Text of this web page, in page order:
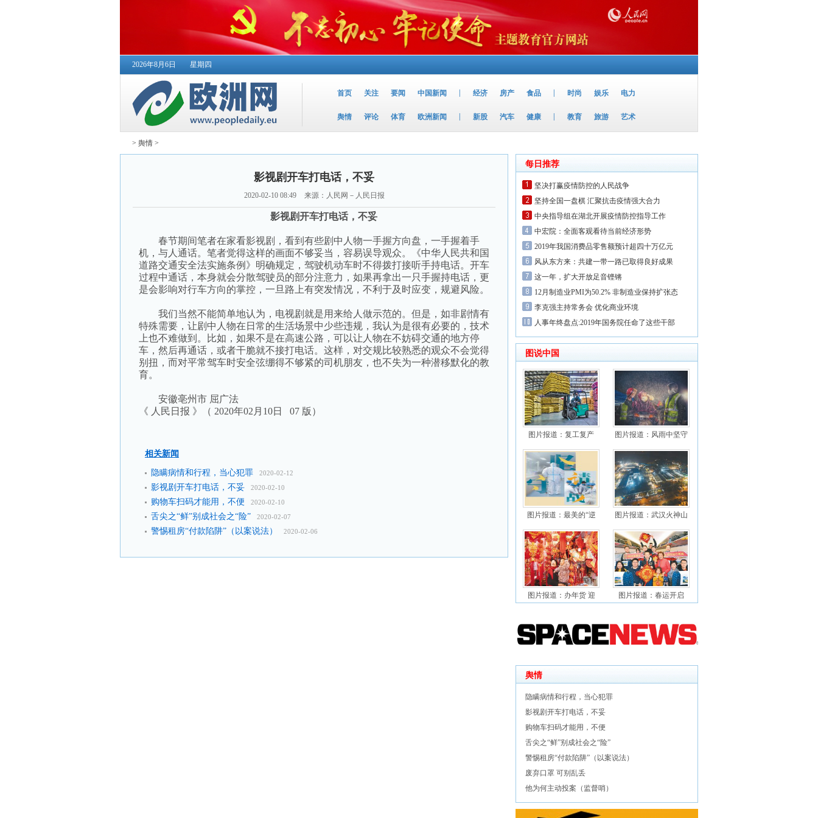
2026年8月6日 星期四
首页 关注 要闻 中国新闻 经济 房产 食品 时尚 娱乐 电力
舆情 评论 体育 欧洲新闻 新股 汽车 健康 教育 旅游 艺术
> 舆情 >
影视剧开车打电话，不妥
2020-02-10 08:49 来源：人民网－人民日报
影视剧开车打电话，不妥
春节期间笔者在家看影视剧，看到有些剧中人物一手握方向盘，一手握着手
机，与人通话。笔者觉得这样的画面不够妥当，容易误导观众。《中华人民共和国
道路交通安全法实施条例》明确规定，驾驶机动车时不得拨打接听手持电话。开车
过程中通话，本身就会分散驾驶员的部分注意力，如果再拿出一只手握持电话，更
是会影响对行车方向的掌控，一旦路上有突发情况，不利于及时应变，规避风险。
我们当然不能简单地认为，电视剧就是用来给人做示范的。但是，如非剧情有
特殊需要，让剧中人物在日常的生活场景中少些违规，我认为是很有必要的，技术
上也不难做到。比如，如果不是在高速公路，可以让人物在不妨碍交通的地方停
车，然后再通话，或者干脆就不接打电话。这样，对交规比较熟悉的观众不会觉得
别扭，而对平常驾车时安全弦绷得不够紧的司机朋友，也不失为一种潜移默化的教
育。
安徽亳州市 屈广法
《 人民日报 》（ 2020年02月10日 07 版）
相关新闻
隐瞒病情和行程，当心犯罪 2020-02-12
影视剧开车打电话，不妥 2020-02-10
购物车扫码才能用，不便 2020-02-10
舌尖之“鲜”别成社会之“险” 2020-02-07
警惕租房“付款陷阱”（以案说法） 2020-02-06
每日推荐
坚决打赢疫情防控的人民战争
坚持全国一盘棋 汇聚抗击疫情强大合力
中央指导组在湖北开展疫情防控指导工作
中宏院：全面客观看待当前经济形势
2019年我国消费品零售额预计超四十万亿元
风从东方来：共建一带一路已取得良好成果
这一年，扩大开放足音铿锵
12月制造业PMI为50.2% 非制造业保持扩张态
李克强主持常务会 优化商业环境
人事年终盘点:2019年国务院任命了这些干部
图说中国
图片报道：复工复产 图片报道：风雨中坚守
图片报道：最美的“逆 图片报道：武汉火神山
图片报道：办年货 迎 图片报道：春运开启
舆情
隐瞒病情和行程，当心犯罪
影视剧开车打电话，不妥
购物车扫码才能用，不便
舌尖之“鲜”别成社会之“险”
警惕租房“付款陷阱”（以案说法）
废弃口罩 可别乱丢
他为何主动投案（监督哨）